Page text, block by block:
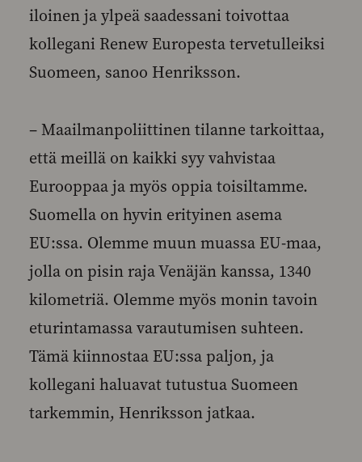
iloinen ja ylpeä saadessani toivottaa
kollegani Renew Europesta tervetulleiksi
Suomeen, sanoo Henriksson.
– Maailmanpoliittinen tilanne tarkoittaa,
että meillä on kaikki syy vahvistaa
Eurooppaa ja myös oppia toisiltamme.
Suomella on hyvin erityinen asema
EU:ssa. Olemme muun muassa EU-maa,
jolla on pisin raja Venäjän kanssa, 1340
kilometriä. Olemme myös monin tavoin
eturintamassa varautumisen suhteen.
Tämä kiinnostaa EU:ssa paljon, ja
kollegani haluavat tutustua Suomeen
tarkemmin, Henriksson jatkaa.